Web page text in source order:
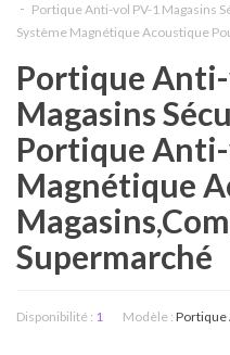
Portique Anti-vol PV-1 Magasins
Système Magnétique Acoustique
Portique
Magasins
Portique
Magnétique
Supermarché
Disponibilité : 1 Modèle : Portique